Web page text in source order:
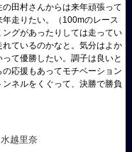
田村さんからは来年頑張って
走りたい。（100mのレース
グがあったりしては走ってい
ているのかなと。気分はよか
て優勝したい。調子は良いと
応援もあってモチベーション
ネルをくぐって、決勝で勝負
越里奈